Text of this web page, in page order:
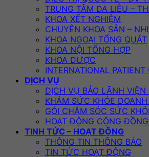
TRUNG TÂM DA LIỄU –
KHOA XẾT NGHIỆM
CHUYÊN KHOA SẢN – NHI
KHOA NGOẠI TỔNG QUÁT
KHOA NỘI TỔNG HỢP
KHOA DƯỢC
INTERNATIONAL PATIENT
DỊCH VỤ
DỊCH VỤ BẢO LÃNH VIỆN
KHÁM SỨC KHỎE
GÓI CHĂM SÓC SỨC
HOẠT ĐỘNG CỘNG ĐỒNG
TINH TỨC – HOẠT ĐỘNG
THÔNG TIN THÔNG BÁO
TIN TỨC HOẠT ĐỘNG